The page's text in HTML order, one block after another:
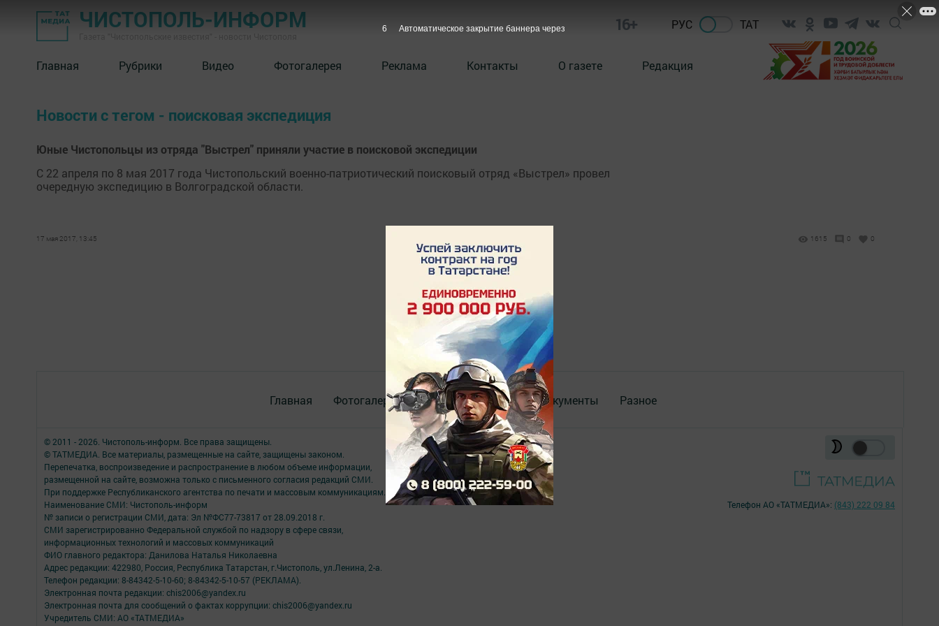
ЧИСТОПОЛЬ-ИНФОРМ 16+ РУС ТАТ
Главная Рубрики Видео Фотогалерея Реклама Контакты О газете Редакция
Новости с тегом - поисковая экспедиция
Юные Чистопольцы из отряда "Выстрел" приняли участие в поисковой экспедиции
C 22 апреля по 8 мая 2017 года Чистопольский военно-патриотический поисковый отряд «Выстрел» провел
очередную экспедицию в Волгоградской области.
17 мая 2017, 13:45 1615 0 0
Главная Фотогалереи Актуальное видео Документы Разное
© 2011 - 2026. Чистополь-информ. Все права защищены.
© ТАТМЕДИА. Все материалы, размещенные на сайте, защищены законом.
Перепечатка, воспроизведение и распространение в любом объеме информации,
размещенной на сайте, возможна только с письменного согласия редакций СМИ.
При поддержке Республиканского агентства по печати и массовым коммуникациям.
Наименование СМИ: Чистополь-информ
№ записи о регистрации СМИ, дата: Эл №ФС77-73817 от 28.09.2018 г.
СМИ зарегистрированно Федеральной службой по надзору в сфере связи,
информационных технологий и массовых коммуникаций
ФИО главного редактора: Данилова Наталья Николаевна
Адрес редакции: 422980, Россия, Республика Татарстан, г.Чистополь, ул.Ленина, 2-а.
Телефон редакции: 8-84342-5-10-60; 8-84342-5-10-57 (РЕКЛАМА).
Электронная почта редакции: chis2006@yandex.ru
Электронная почта для сообщений о фактах коррупции: chis2006@yandex.ru
Учредитель СМИ: АО «ТАТМЕДИА»
Телефон АО «ТАТМЕДИА»: (843) 222 09 84
6 Автоматическое закрытие баннера через